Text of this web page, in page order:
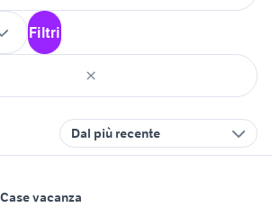
Filtri
Dal più recente
vacanza